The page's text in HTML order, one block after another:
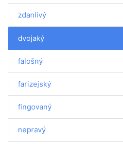
zdanlivý
dvojaký
falošný
farizejský
fingovaný
nepravý